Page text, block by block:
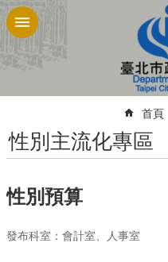
跳到主要內容區塊
首頁
性別主流化專區
性別預算
發布科室：會計室、人事室